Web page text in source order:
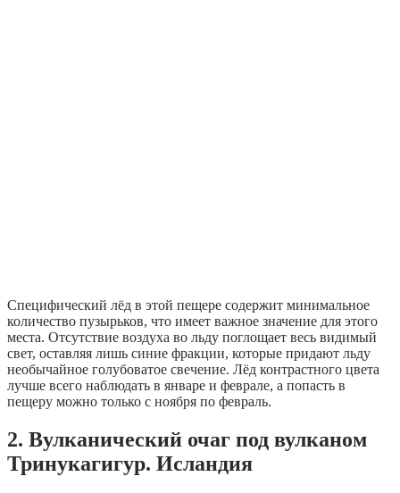
Специфический лёд в этой пещере содержит минимальное
количество пузырьков, что имеет важное значение для этого
места. Отсутствие воздуха во льду поглощает весь видимый
свет, оставляя лишь синие фракции, которые придают льду
необычайное голубоватое свечение. Лёд контрастного цвета
лучше всего наблюдать в январе и феврале, а попасть в
пещеру можно только с ноября по февраль.
2. Вулканический очаг под вулканом
Тринукагигур. Исландия